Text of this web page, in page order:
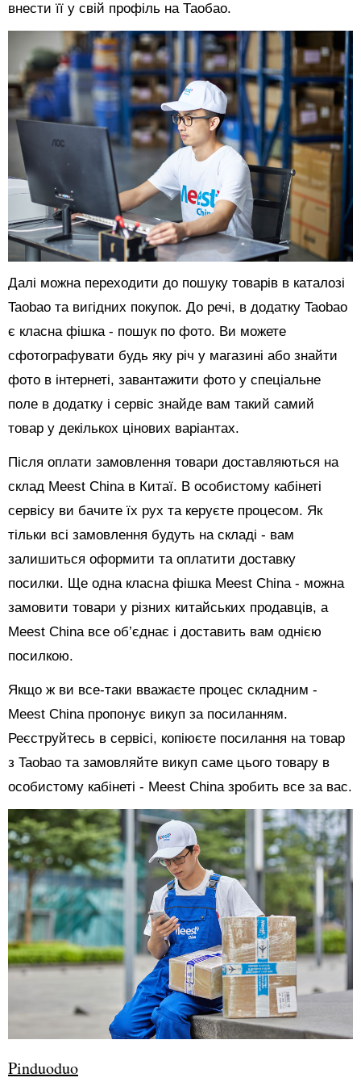
внести її у свій профіль на Таобао.
Далі можна переходити до пошуку товарів в каталозі
Taobao та вигідних покупок. До речі, в додатку Taobao
є класна фішка - пошук по фото. Ви можете
сфотографувати будь яку річ у магазині або знайти
фото в інтернеті, завантажити фото у спеціальне
поле в додатку і сервіс знайде вам такий самий
товар у декількох цінових варіантах.
Після оплати замовлення товари доставляються на
склад Meest China в Китаї. В особистому кабінеті
сервісу ви бачите їх рух та керуєте процесом. Як
тільки всі замовлення будуть на складі - вам
залишиться оформити та оплатити доставку
посилки. Ще одна класна фішка Meest China - можна
замовити товари у різних китайських продавців, а
Meest China все об’єднає і доставить вам однією
посилкою.
Якщо ж ви все-таки вважаєте процес складним -
Meest China пропонує викуп за посиланням.
Реєструйтесь в сервісі, копіюєте посилання на товар
з Taobao та замовляйте викуп саме цього товару в
особистому кабінеті - Meest China зробить все за вас.
Pinduoduo